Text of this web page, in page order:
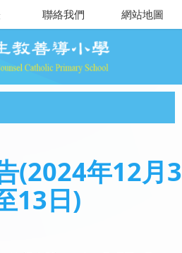
聯絡我們 網站地圖
(2024年12月3
13日)